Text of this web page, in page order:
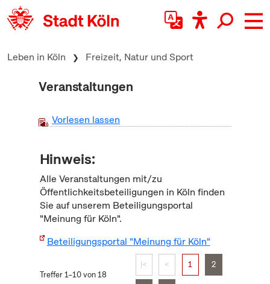
zum Inhalt springen
Leben in Köln Freizeit, Natur und Sport
Veranstaltungen
Vorlesen lassen
Hinweis:
Alle Veranstaltungen mit/zu
Öffentlichkeitsbeteiligungen in Köln finden
Sie auf unserem Beteiligungsportal
"Meinung für Köln".
Beteiligungsportal "Meinung für Köln"
Treffer 1–10 von 18
|< < 1 2